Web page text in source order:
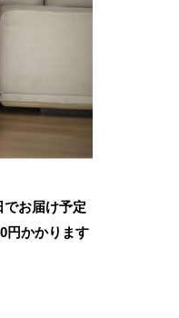
でお届け予定
円かかります